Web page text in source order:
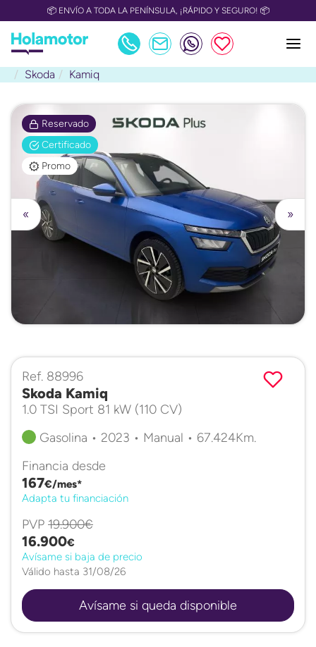
📦 ENVÍO A TODA LA PENÍNSULA, ¡RÁPIDO Y SEGURO! 📦
Skoda Kamiq
Reservado
Certificado
Promo
»
«
Ref. 88996
Skoda Kamiq
1.0 TSI Sport 81 kW (110 CV)
Gasolina • 2023 • Manual • 67.424Km.
Financia desde
167€/mes*
Adapta tu financiación
PVP 19.900€
16.900€
Avísame si baja de precio
Válido hasta 31/08/26
Avísame si queda disponible